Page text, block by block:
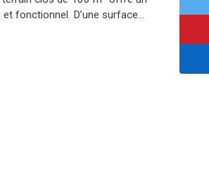
et fonctionnel. D’une surface
m² (pour une surface totale
compose comme suit : -
cuisine, WC invités,